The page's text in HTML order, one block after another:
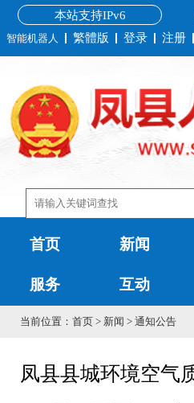
本站支持IPv6
智能机器人 繁體版 登录 注册
首页 新闻
服务 互动
当前位置： 首页 > 新闻 > 通知公告
凤县县城环境空气